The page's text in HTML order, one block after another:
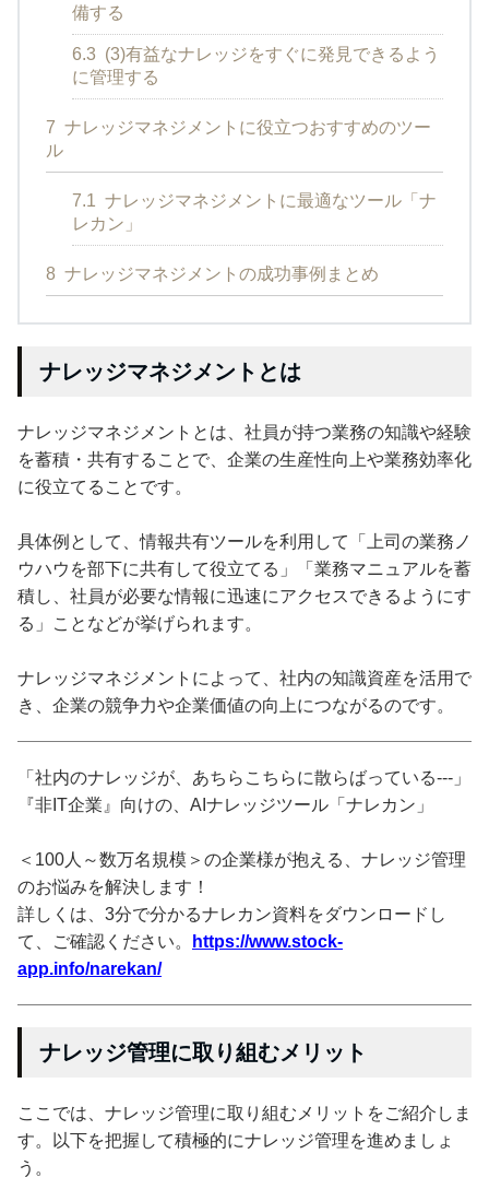
備する
6.3 (3)有益なナレッジをすぐに発見できるよう
に管理する
7 ナレッジマネジメントに役立つおすすめのツー
ル
7.1 ナレッジマネジメントに最適なツール「ナ
レカン」
8 ナレッジマネジメントの成功事例まとめ
ナレッジマネジメントとは
ナレッジマネジメントとは、社員が持つ業務の知識や経験
を蓄積・共有することで、企業の生産性向上や業務効率化
に役立てることです。
具体例として、情報共有ツールを利用して「上司の業務ノ
ウハウを部下に共有して役立てる」「業務マニュアルを蓄
積し、社員が必要な情報に迅速にアクセスできるようにす
る」ことなどが挙げられます。
ナレッジマネジメントによって、社内の知識資産を活用で
き、企業の競争力や企業価値の向上につながるのです。
「社内のナレッジが、あちらこちらに散らばっている---」
『非IT企業』向けの、AIナレッジツール「ナレカン」
＜100人～数万名規模＞の企業様が抱える、ナレッジ管理
のお悩みを解決します！
詳しくは、3分で分かるナレカン資料をダウンロードし
て、ご確認ください。
https://www.stock-
app.info/narekan/
ナレッジ管理に取り組むメリット
ここでは、ナレッジ管理に取り組むメリットをご紹介しま
す。以下を把握して積極的にナレッジ管理を進めましょ
う。